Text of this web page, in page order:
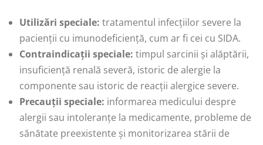
Utilizări speciale: tratamentul infecțiilor severe la
pacienții cu imunodeficiență, cum ar fi cei cu SIDA.
Contraindicații speciale: timpul sarcinii și alăptării,
insuficiență renală severă, istoric de alergie la
componente sau istoric de reacții alergice severe.
Precauții speciale: informarea medicului despre
alergii sau intoleranțe la medicamente, probleme de
sănătate preexistente și monitorizarea stării de